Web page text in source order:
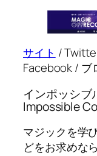
サイト /
Facebook / ブ
インポッシ
Impossible
マジックを学
どをお求めな